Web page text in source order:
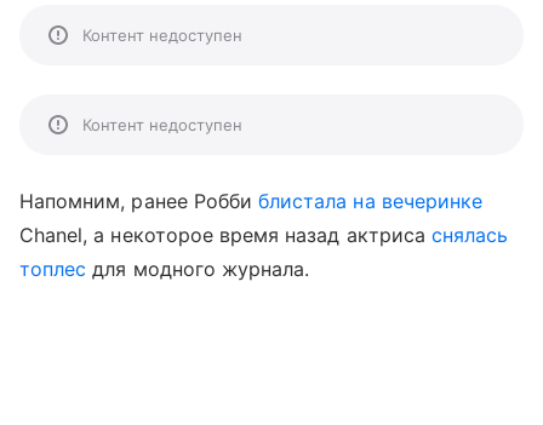
Контент недоступен
Контент недоступен
Напомним, ранее Роббиблистала на вечеринке
Chanel, а некоторое время назад актриса снялась
топлес для модного журнала.